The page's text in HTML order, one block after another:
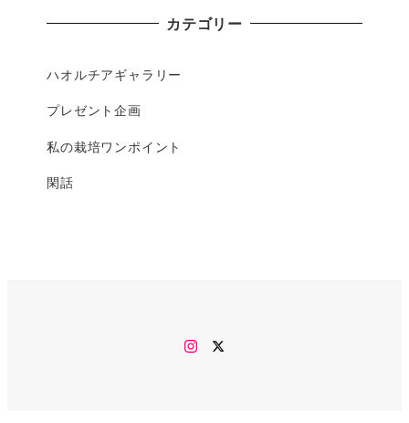
カテゴリー
ハオルチアギャラリー
プレゼント企画
私の栽培ワンポイント
閑話
Instagram